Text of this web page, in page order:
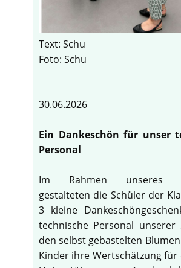
Text: Schu
Foto: Schu
30.06.2026
Ein Dankeschön für unser
Personal
Im Rahmen unseres
gestalteten die Schüler der
3 kleine
technische Personal unserer
den selbst gebastelten
Kinder ihre Wertschätzung für